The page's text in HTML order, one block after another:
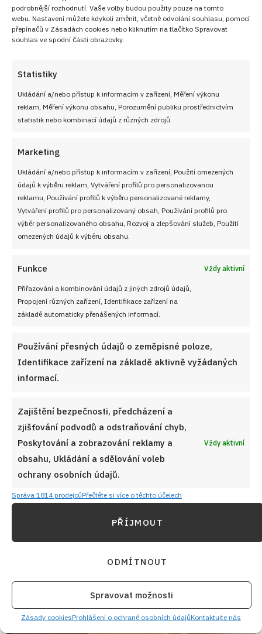
podrobnější rozhodnutí. Vaše volby budou použity pouze na tomto
webu. Nastavení můžete kdykoli změnit, včetně odvolání souhlasu, pomocí
přepínačů v Zásadách cookies nebo kliknutím na tlačítko Spravovat
souhlas ve spodní části obrazovky.
Statistiky
Ukládání a/nebo přístup k informacím v zařízení, Měření výkonu
reklam, Měření výkonu obsahu, Porozumění publiku prostřednictvím
statistik nebo kombinací údajů z různých zdrojů.
Marketing
Ukládání a/nebo přístup k informacím v zařízení, Použití omezených
údajů k výběru reklam, Vytváření profilů pro personalizovanou
reklamu, Používání profilů k výběru personalizované reklamy,
Vytváření profilů pro personalizovaný obsah, Používání profilů pro
výběr personalizovaného obsahu, Rozvoj a zlepšování služeb, Použití
omezených údajů k výběru obsahu.
Funkce Vždy aktivní
Přiřazování a kombinování údajů z jiných zdrojů údajů,
Propojení různých zařízení, Identifikace zařízení na
základě automaticky přenášených informací.
Používání přesných údajů o zeměpisné poloze,
Identifikace zařízení na základě aktivně vyžádaných
informací.
Zajištění bezpečnosti, předcházení a
zjišťování podvodů a odstraňování chyb,
Poskytování a zobrazování reklamy a
obsahu, Ukládání a sdělování voleb
ochrany osobních údajů.
Vždy aktivní
Správa 1814 prodejcůPřečtěte si více o těchto účelech
PŘÍJMOUT
ODMÍTNOUT
Spravovat možnosti
Zásady cookiesProhlášení o ochraně osobních údajůKontaktujte nás
jen začátek, všech 10 otázek zodpoví jen experti
8. 8. 2026
Test znalostí o rizicích rychlého hubnutí: Kdo si hlídá
váhu, pro toho by 10 otázek mělo být hračkou